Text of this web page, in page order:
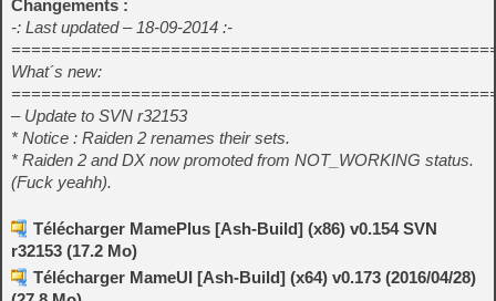
Changements :
-: Last updated – 18-09-2014 :-
What´s new:
– Update to SVN r32153
* Notice : Raiden 2 renames their sets.
* Raiden 2 and DX now promoted from NOT_WORKING status.
(Fuck yeahh).
Télécharger MamePlus [Ash-Build] (x86) v0.154 SVN
r32153 (17.2 Mo)
Télécharger MameUI [Ash-Build] (x64) v0.173 (2016/04/28)